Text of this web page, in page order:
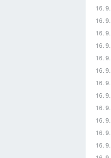
16.
16.
16.
16.
16.
16.
16.
16.
16.
16.
16.
16.